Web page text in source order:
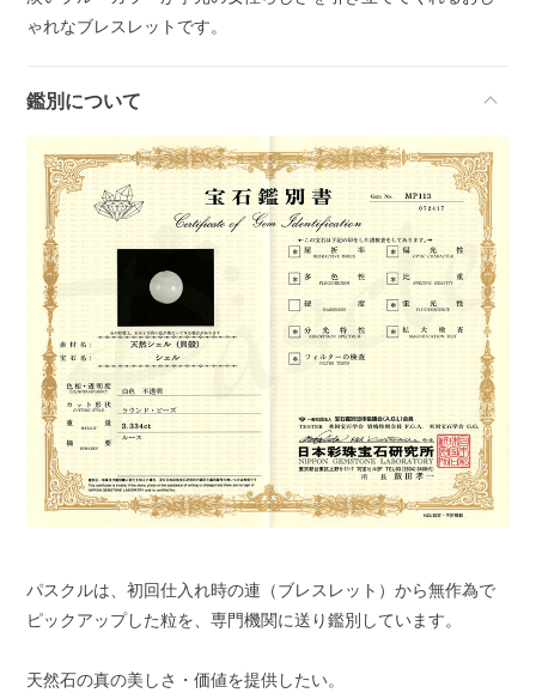
ゃれなブレスレットです。
鑑別について
パスクルは、初回仕入れ時の連（ブレスレット）から無作為で
ピックアップした粒を、専門機関に送り鑑別しています。
天然石の真の美しさ・価値を提供したい。